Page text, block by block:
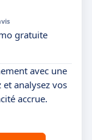
gratuite
avec une
et analysez vos
accrue.